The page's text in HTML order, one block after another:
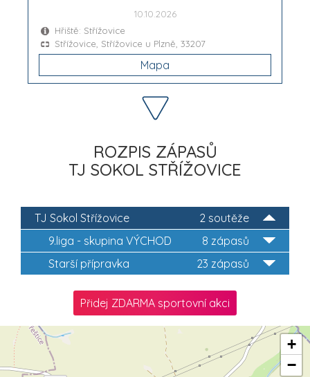
10.10.2026
Hřiště: Střížovice
Střížovice, Střížovice u Plzně, 33207
Mapa
ROZPIS ZÁPASŮ
TJ SOKOL STŘÍŽOVICE
2 soutěže
TJ Sokol Střížovice
8 zápasů
9.liga - skupina VÝCHOD
23 zápasů
Starší přípravka
Přidej ZDARMA sportovní akci
+
−